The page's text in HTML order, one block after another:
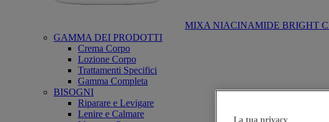
MIXA NIACINAMIDE BRIGHT
GAMMA DEI PRODOTTI
Crema Corpo
Lozione Corpo
Trattamenti Specifici
Gamma Completa
BISOGNI
Riparare e Levigare
Lenire e Calmare
La tua privacy